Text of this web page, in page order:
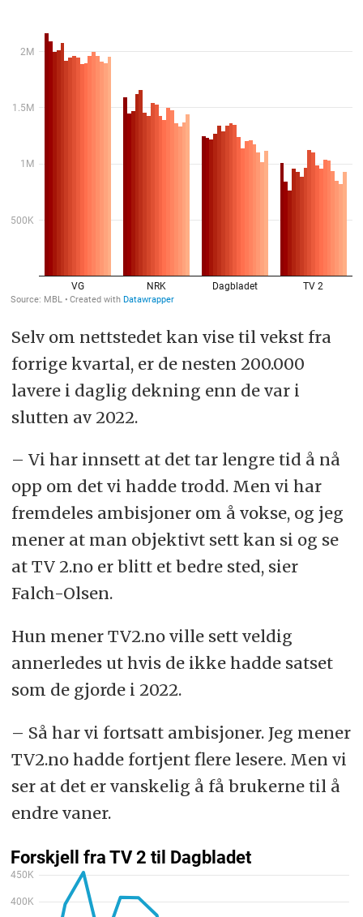
Selv om nettstedet kan vise til vekst fra
forrige kvartal, er de nesten 200.000
lavere i daglig dekning enn de var i
slutten av 2022.
– Vi har innsett at det tar lengre tid å nå
opp om det vi hadde trodd. Men vi har
fremdeles ambisjoner om å vokse, og jeg
mener at man objektivt sett kan si og se
at TV 2.no er blitt et bedre sted, sier
Falch-Olsen.
Hun mener TV2.no ville sett veldig
annerledes ut hvis de ikke hadde satset
som de gjorde i 2022.
– Så har vi fortsatt ambisjoner. Jeg mener
TV2.no hadde fortjent flere lesere. Men vi
ser at det er vanskelig å få brukerne til å
endre vaner.